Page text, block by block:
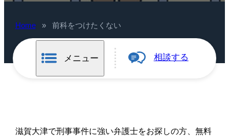
Home » 前科をつけたくない
メニュー 相談する
滋賀大津で刑事事件に強い弁護士をお探しの方、無料